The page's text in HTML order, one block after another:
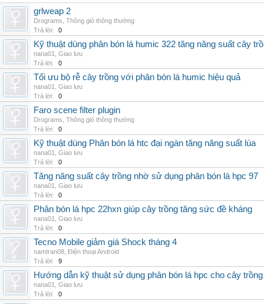
grlweap 2
Drograms Thông gió thông thường
Trả lời:
0
Kỹ thuật dùng phân bón lá humic 322 tăng năng suất cây
nana01
Giao lưu
Trả lời:
0
Tối ưu bộ rễ cây trồng với phân bón lá humic hiệu quả
nana01
Giao lưu
Trả lời:
0
Faro scene filter plugin
Drograms Thông gió thông thường
Trả lời:
0
Kỹ thuật dùng Phân bón lá htc đại ngàn tăng năng suất lúa
nana01
Giao lưu
Trả lời:
0
Tăng năng suất cây trồng nhờ sử dụng phân bón lá hpc 97
nana01
Giao lưu
Trả lời:
0
Phân bón lá hpc 22hxn giúp cây trồng tăng sức đề kháng
nana01
Giao lưu
Trả lời:
0
Tecno Mobile giảm giá Shock tháng 4
namtran08 Điện thoại Android
Trả lời:
9
Hướng dẫn kỹ thuật sử dụng phân bón lá hpc cho cây trồng
nana01
Giao lưu
Trả lời:
0